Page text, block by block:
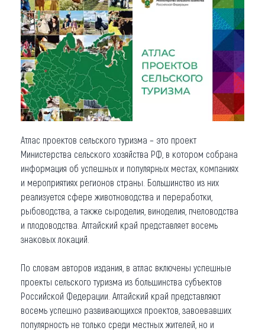
О регионе
Коллекция впечатлений
Другие рубрики
Атлас проектов сельского туризма – это проект
Министерства сельского хозяйства РФ, в котором собрана
информация об успешных и популярных местах, компаниях
и мероприятиях регионов страны. Большинство из них
реализуется сфере животноводства и переработки,
рыбоводства, а также сыроделия, виноделия, пчеловодства
и плодоводства. Алтайский край представляет восемь
знаковых локаций.
По словам авторов издания, в атлас включены успешные
проекты сельского туризма из большинства субъектов
Российской Федерации. Алтайский край представляют
восемь успешно развивающихся проектов, завоевавших
популярность не только среди местных жителей, но и